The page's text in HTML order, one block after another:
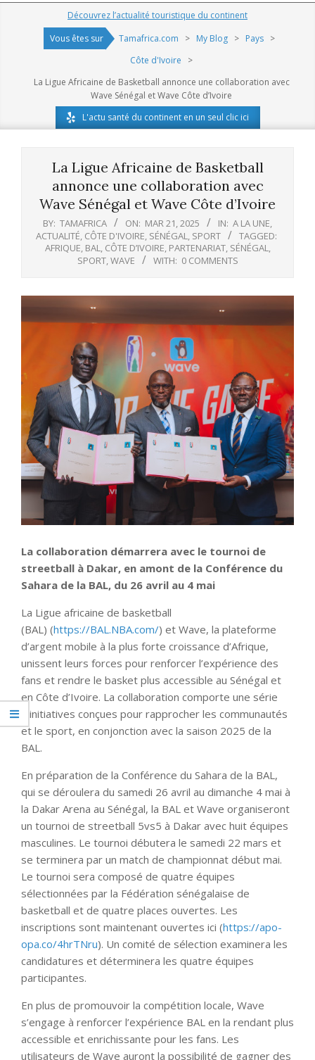
Navigation
Découvrez l’actualité touristique du continent
Vous êtes sur
Tamafrica.com > My Blog > Pays >
Côte d'Ivoire
>
La Ligue Africaine de Basketball annonce une collaboration avec
Wave Sénégal et Wave Côte d’Ivoire
L'actu santé du continent en un seul clic ici
La Ligue Africaine de Basketball
annonce une collaboration avec
Wave Sénégal et Wave Côte d’Ivoire
BY: TAMAFRICA ON: MAR 21, 2025 IN: A LA UNE,
ACTUALITÉ, CÔTE D'IVOIRE, SÉNÉGAL, SPORT
TAGGED:
AFRIQUE, BAL, CÔTE D’IVOIRE, PARTENARIAT, SÉNÉGAL,
SPORT,WAVE WITH: 0 COMMENTS
La collaboration démarrera avec le tournoi de
streetball à Dakar, en amont de la Conférence du
Sahara de la BAL, du 26 avril au 4 mai
La Ligue africaine de basketball
(BAL) (https://BAL.NBA.com/) et Wave, la plateforme
d’argent mobile à la plus forte croissance d’Afrique,
unissent leurs forces pour renforcer l’expérience des
fans et rendre le basket plus accessible au Sénégal et
en Côte d’Ivoire. La collaboration comporte une série
d’initiatives conçues pour rapprocher les communautés
et le sport, en conjonction avec la saison 2025 de la
BAL.
En préparation de la Conférence du Sahara de la BAL,
qui se déroulera du samedi 26 avril au dimanche 4 mai à
la Dakar Arena au Sénégal, la BAL et Wave organiseront
un tournoi de streetball 5vs5 à Dakar avec huit équipes
masculines. Le tournoi débutera le samedi 22 mars et
se terminera par un match de championnat début mai.
Le tournoi sera composé de quatre équipes
sélectionnées par la Fédération sénégalaise de
basketball et de quatre places ouvertes. Les
inscriptions sont maintenant ouvertes ici (https://apo-
opa.co/4hrTNru). Un comité de sélection examinera les
candidatures et déterminera les quatre équipes
participantes.
En plus de promouvoir la compétition locale, Wave
s’engage à renforcer l’expérience BAL en la rendant plus
accessible et enrichissante pour les fans. Les
utilisateurs de Wave auront la possibilité de gagner des